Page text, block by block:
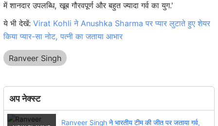
में शानदार उपलब्धि, खूब गौरवपूर्ण और बहुत ज्यादा गर्व का युग.'
ये भी देखें: Virat Kohli ने Anushka Sharma पर प्यार लुटाते हुए शेयर
किया प्यार-सा नोट, पत्नी का जताया आभार
Ranveer Singh
अप नेक्स्ट
Ranveer Singh ने भारतीय टीम की जीत पर जताया गर्व,